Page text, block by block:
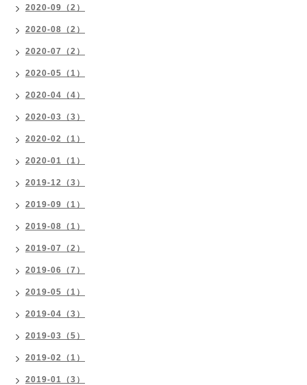
2020-09（2）
2020-08（2）
2020-07（2）
2020-05（1）
2020-04（4）
2020-03（3）
2020-02（1）
2020-01（1）
2019-12（3）
2019-09（1）
2019-08（1）
2019-07（2）
2019-06（7）
2019-05（1）
2019-04（3）
2019-03（5）
2019-02（1）
2019-01（3）